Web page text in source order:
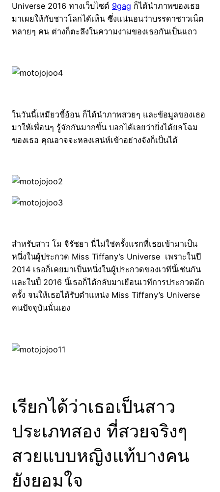
Universe 2016 ทางเว็บไซต์ 9gag ก็ได้นำภาพของเธอ
มาเผยให้กับชาวโลกได้เห็น ซึ่งแน่นอนว่าบรรดาชาวเน็ต
หลายๆ คน ต่างก็ตะลึงในความงามของเธอกันเป็นแถว
ในวันนี้เหมียวขี้อ้อน ก็ได้นำภาพสวยๆ และข้อมูลของเธอ
มาให้เพื่อนๆ รู้จักกันมากขึ้น บอกได้เลยว่ายิ่งได้ยลโฉม
ของเธอ คุณอาจจะหลงเสน่ห์เข้าอย่างจังก็เป็นได้
สำหรับสาว โม จิรัชยา นี่ไม่ใช่ครั้งแรกที่เธอเข้ามาเป็น
หนึ่งในผู้ประกวด Miss Tiffany’s Universe เพราะในปี
2014 เธอก็เคยมาเป็นหนึ่งในผู้ประกวดของเวทีนี้เช่นกัน
และในปี้ 2016 นี้เธอก็ได้กลับมาเยือนเวทีการประกวดอีก
ครั้ง จนให้เธอได้รับตำแหน่ง Miss Tiffany’s Universe
คนปัจจุบันนั่นเอง
เรียกได้ว่าเธอเป็นสาว
ประเภทสอง ที่สวยจริงๆ
สวยแบบหญิงแท้บางคน
ยังยอมใจ